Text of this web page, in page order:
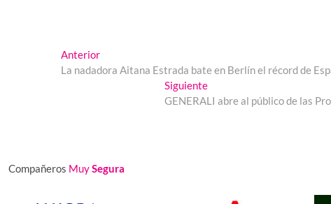
Navegación
de
AnteriorEntrada
anterior:
La nadadora Aitana Estrada bate en Berlín el récord de
SiguienteEntrada
siguiente:
GENERALI abre al público de las
Compañeros MuySegura